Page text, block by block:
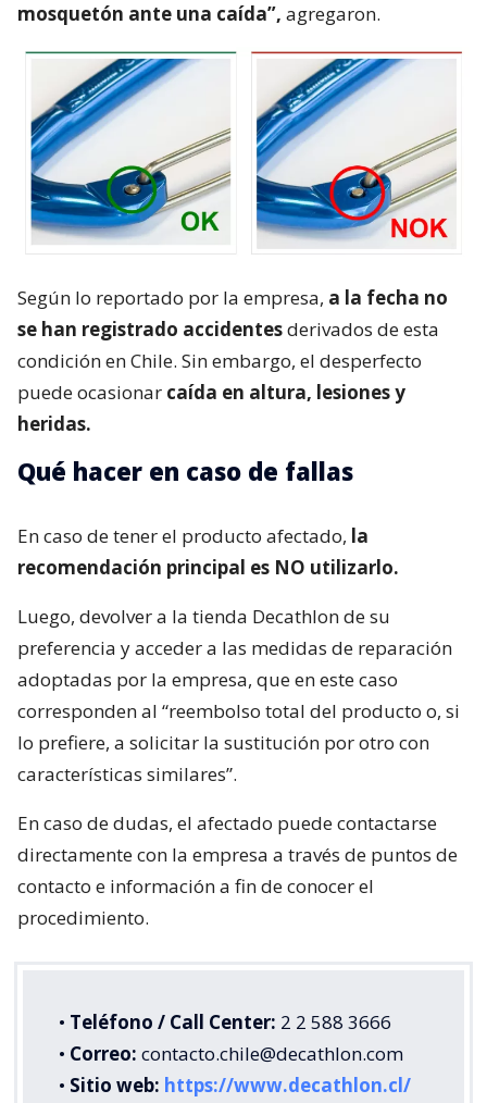
mosquetón ante una caída”, agregaron.
Según lo reportado por la empresa, a la fecha no
se han registrado accidentesderivados de esta
condición en Chile. Sin embargo, el desperfecto
puede ocasionar caída en altura, lesiones y
heridas.
Qué hacer en caso de fallas
En caso de tener el producto afectado, la
recomendación principal es NO utilizarlo.
Luego, devolver a la tienda Decathlon de su
preferencia y acceder a las medidas de reparación
adoptadas por la empresa, que en este caso
corresponden al “reembolso total del producto o, si
lo prefiere, a solicitar la sustitución por otro con
características similares”.
En caso de dudas, el afectado puede contactarse
directamente con la empresa a través de puntos de
contacto e información a fin de conocer el
procedimiento.
• Teléfono / Call Center: 2 2 588 3666
• Correo: contacto.chile@decathlon.com
• Sitio web: https://www.decathlon.cl/